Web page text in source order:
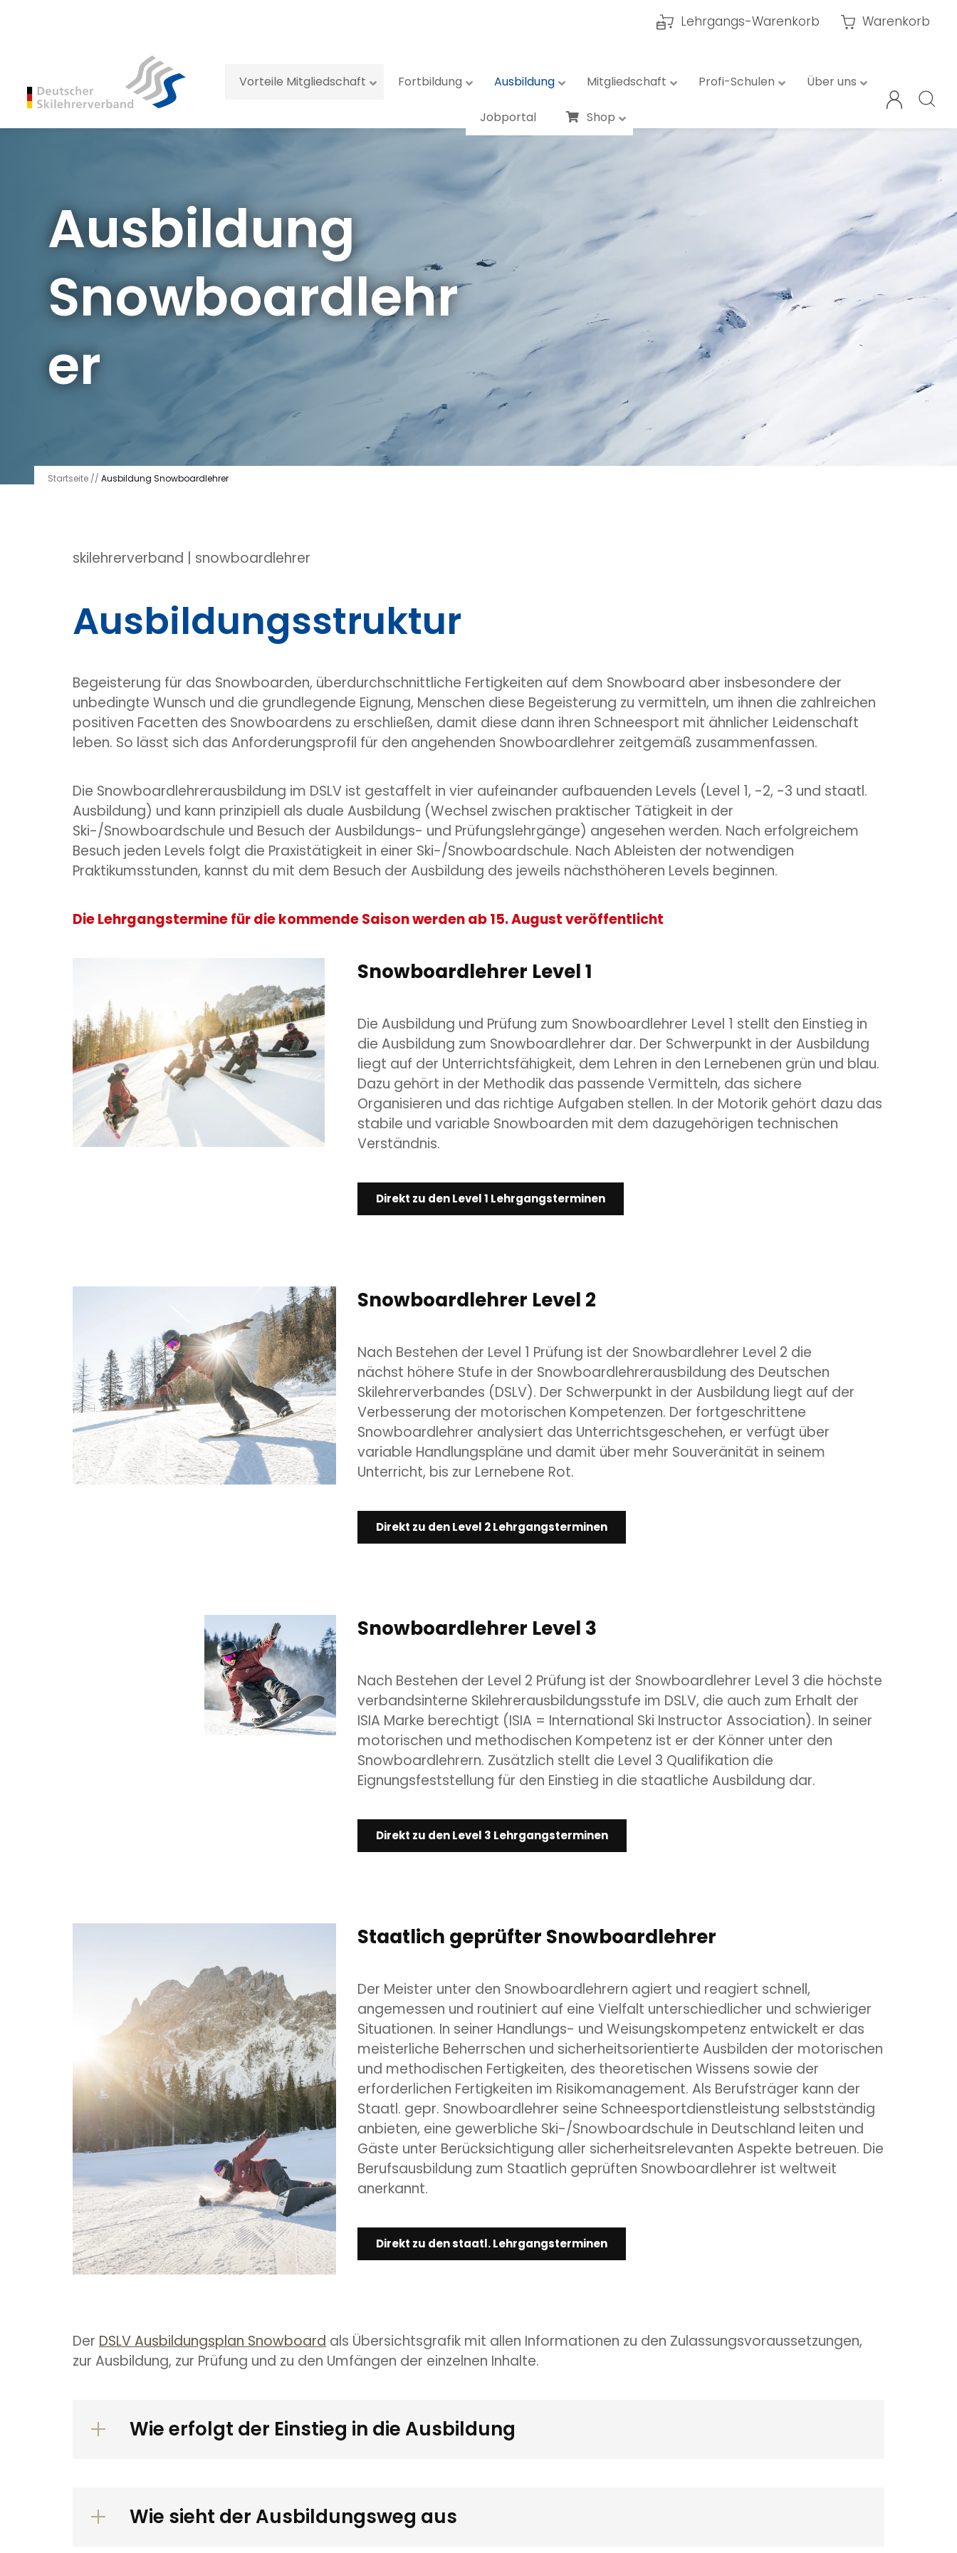
Lehrgangs-Warenkorb Warenkorb
Vorteile Mitgliedschaft Fortbildung Ausbildung Mitgliedschaft Profi-Schulen Über uns
Jobportal Shop
Ausbildung
Snowboardlehr
er
Startseite // Ausbildung Snowboardlehrer
skilehrerverband | snowboardlehrer
Ausbildungsstruktur
Begeisterung für das Snowboarden, überdurchschnittliche Fertigkeiten auf dem Snowboard aber insbesondere der
unbedingte Wunsch und die grundlegende Eignung, Menschen diese Begeisterung zu vermitteln, um ihnen die zahlreichen
positiven Facetten des Snowboardens zu erschließen, damit diese dann ihren Schneesport mit ähnlicher Leidenschaft
leben. So lässt sich das Anforderungsprofil für den angehenden Snowboardlehrer zeitgemäß zusammenfassen.
Die Snowboardlehrerausbildung im DSLV ist gestaffelt in vier aufeinander aufbauenden Levels (Level 1, -2, -3 und staatl.
Ausbildung) und kann prinzipiell als duale Ausbildung (Wechsel zwischen praktischer Tätigkeit in der
Ski-/Snowboardschule und Besuch der Ausbildungs- und Prüfungslehrgänge) angesehen werden. Nach erfolgreichem
Besuch jeden Levels folgt die Praxistätigkeit in einer Ski-/Snowboardschule. Nach Ableisten der notwendigen
Praktikumsstunden, kannst du mit dem Besuch der Ausbildung des jeweils nächsthöheren Levels beginnen.
Die Lehrgangstermine für die kommende Saison werden ab 15. August veröffentlicht
Snowboardlehrer Level 1
Die Ausbildung und Prüfung zum Snowboardlehrer Level 1 stellt den Einstieg in
die Ausbildung zum Snowboardlehrer dar. Der Schwerpunkt in der Ausbildung
liegt auf der Unterrichtsfähigkeit, dem Lehren in den Lernebenen grün und blau.
Dazu gehört in der Methodik das passende Vermitteln, das sichere
Organisieren und das richtige Aufgaben stellen. In der Motorik gehört dazu das
stabile und variable Snowboarden mit dem dazugehörigen technischen
Verständnis.
Direkt zu den Level 1 Lehrgangsterminen
Snowboardlehrer Level 2
Nach Bestehen der Level 1 Prüfung ist der Snowbardlehrer Level 2 die
nächst höhere Stufe in der Snowboardlehrerausbildung des Deutschen
Skilehrerverbandes (DSLV). Der Schwerpunkt in der Ausbildung liegt auf der
Verbesserung der motorischen Kompetenzen. Der fortgeschrittene
Snowboardlehrer analysiert das Unterrichtsgeschehen, er verfügt über
variable Handlungspläne und damit über mehr Souveränität in seinem
Unterricht, bis zur Lernebene Rot.
Direkt zu den Level 2 Lehrgangsterminen
Snowboardlehrer Level 3
Nach Bestehen der Level 2 Prüfung ist der Snowboardlehrer Level 3 die höchste
verbandsinterne Skilehrerausbildungsstufe im DSLV, die auch zum Erhalt der
ISIA Marke berechtigt (ISIA = International Ski Instructor Association). In seiner
motorischen und methodi­schen Kompetenz ist er der Könner unter den
Snowboardlehrern. Zusätzlich stellt die Level 3 Quali­fikation die
Eignungsfeststellung für den Einstieg in die staatliche Ausbildung dar.
Direkt zu den Level 3 Lehrgangsterminen
Staatlich geprüfter Snowboardlehrer
Der Meister unter den Snowboardlehrern agiert und reagiert schnell,
angemessen und routiniert auf eine Vielfalt unterschiedlicher und schwieriger
Situationen. In seiner Handlungs- und Weisungskompetenz entwickelt er das
meisterliche Beherrschen und sicherheitsorientierte Ausbilden der motorischen
und methodischen Fertigkeiten, des theoretischen Wissens sowie der
erforderlichen Fertigkeiten im Risikomanagement. Als Berufsträger kann der
Staatl. gepr. Snowboardlehrer seine Schneesportdienstleistung selbstständig
anbieten, eine gewerbliche Ski-/Snowboardschule in Deutschland leiten und
Gäste unter Berücksichtigung aller sicherheitsrelevanten Aspekte betreuen. Die
Berufsausbildung zum Staatlich geprüften Snowboardlehrer ist weltweit
anerkannt.
Direkt zu den staatl. Lehrgangsterminen
Der DSLV Ausbildungsplan Snowboard als Übersichtsgrafik mit allen Informationen zu den Zulassungsvoraussetzungen,
zur Ausbildung, zur Prüfung und zu den Umfängen der einzelnen Inhalte.
Wie erfolgt der Einstieg in die Ausbildung
Wie sieht der Ausbildungsweg aus